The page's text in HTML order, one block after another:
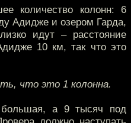
количество колонн: 6
Адидже и озером Гарда,
идут – расстояние
10 км, так что это
что это 1 колонна.
а 9 тысяч под